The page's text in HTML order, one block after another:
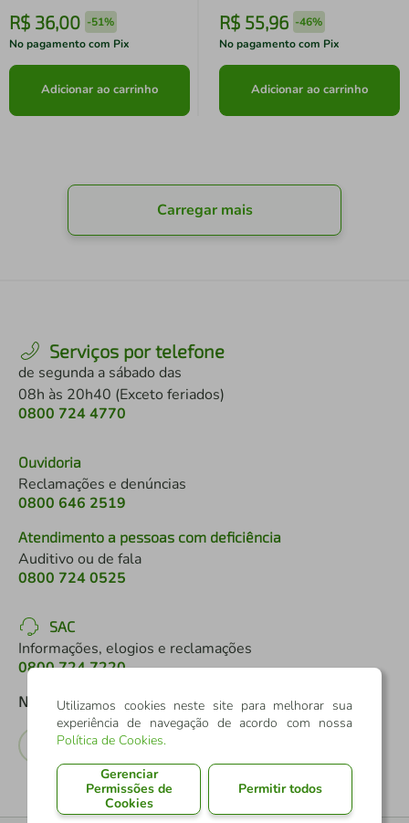
R$ 36,00 -51%
No pagamento com Pix
Adicionar ao carrinho
R$ 55,96 -46%
No pagamento com Pix
Adicionar ao carrinho
Carregar mais
Serviços por telefone
de segunda a sábado das
08h às 20h40 (Exceto feriados)
0800 724 4770
Ouvidoria
Reclamações e denúncias
0800 646 2519
Atendimento a pessoas com deficiência
Auditivo ou de fala
0800 724 0525
SAC
Informações, elogios e reclamações
0800 724 7220
Nossas Redes Sociais
Utilizamos cookies neste site para melhorar sua
experiência de navegação de acordo com nossa
Política de Cookies.
Gerenciar
Permissões de
Cookies
Permitir todos